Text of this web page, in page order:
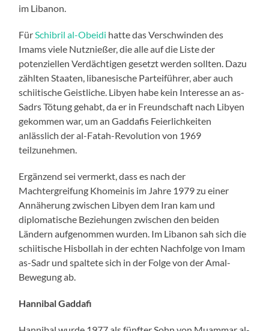
im Libanon.
Für Schibril al-Obeidi hatte das Verschwinden des
Imams viele Nutznießer, die alle auf die Liste der
potenziellen Verdächtigen gesetzt werden sollten. Dazu
zählten Staaten, libanesische Parteiführer, aber auch
schiitische Geistliche. Libyen habe kein Interesse an as-
Sadrs Tötung gehabt, da er in Freundschaft nach Libyen
gekommen war, um an Gaddafis Feierlichkeiten
anlässlich der al-Fatah-Revolution von 1969
teilzunehmen.
Ergänzend sei vermerkt, dass es nach der
Machtergreifung Khomeinis im Jahre 1979 zu einer
Annäherung zwischen Libyen dem Iran kam und
diplomatische Beziehungen zwischen den beiden
Ländern aufgenommen wurden. Im Libanon sah sich die
schiitische Hisbollah in der echten Nachfolge von Imam
as-Sadr und spaltete sich in der Folge von der Amal-
Bewegung ab.
Hannibal Gaddafi